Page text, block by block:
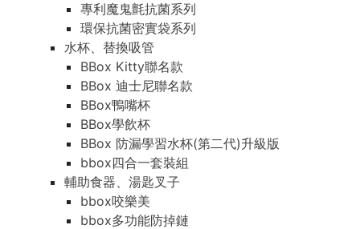
專利魔鬼氈抗菌系列
環保抗菌密實袋系列
水杯、替換吸管
BBox Kitty聯名款
BBox 迪士尼聯名款
BBox鴨嘴杯
BBox學飲杯
BBox 防漏學習水杯(第二代)升級版
bbox四合一套裝組
輔助食器、湯匙叉子
bbox咬樂美
bbox多功能防掉鏈